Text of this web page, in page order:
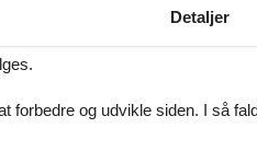
med Detaljer
og udvikle siden. I så